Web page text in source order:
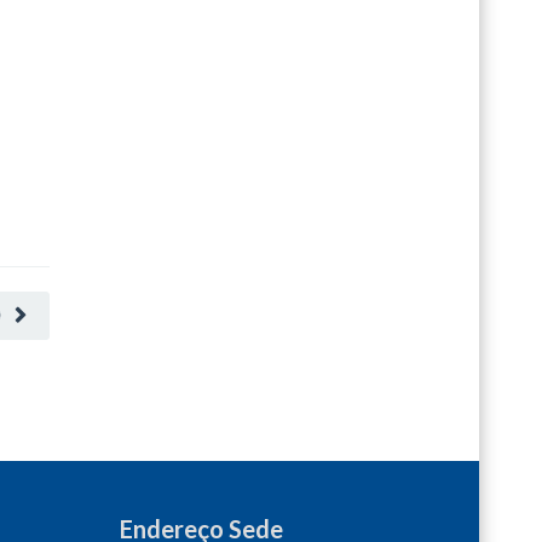
Endereço Sede